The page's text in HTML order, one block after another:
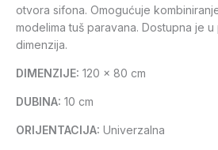
otvora sifona. Omogućuje
modelima tuš paravana. Dostupna je
dimenzija.
DIMENZIJE: 120 x 80 cm
DUBINA: 10 cm
ORIJENTACIJA: Univerzalna